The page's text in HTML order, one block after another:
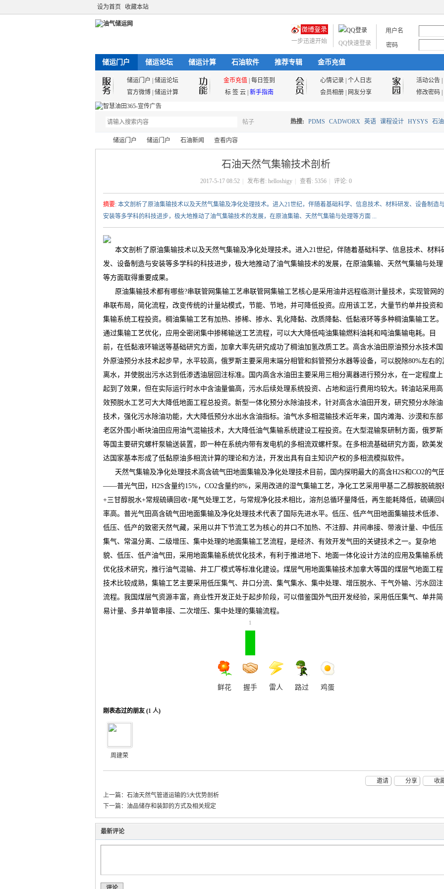
设为首页 收藏本站
用户名
密码
QQ快速登录
一步迅速开始
储运门户 储运论坛 储运计算 石油软件 推荐专辑 金币充值
储运门户 储运论坛 金币充值 每日签到 心情记录 个人日志 活动公告|
官方微博 储运计算 标 签 云 新手指南 会员相册 网友分享 修改密码|
帖子
索
热搜: PDMS CADWORX 英语 课程设计 HYSYS 石
储运门户 储运门户 石油新闻
›
查看内容
石油天然气集输技术剖析
2017-5-17 08:52 发布者: helloshigy 查看: 5356 评论: 0
摘要: 本文剖析了原油集输技术以及天然气集输及净化处理技术。进入21世纪，伴随着基础科学、信息技术、材料研发、设备制造
安装等多学科的科技进步，极大地推动了油气集输技术的发展，在原油集输、天然气集输与处理等方面 ...
本文剖析了原油集输技术以及天然气集输及净化处理技术。 进入21世纪，伴随着基础科学、信息技术、材料
发、设备制造与安装等多学科的科技进步，极大地推动了油气集输技术的发展，在原油集输、天然气集输与处理
等方面取得重要成果。
原油集输技术都有哪些?串联管网集输工艺串联管网集输工艺核心是采用油井远程临测计量技术，实现管网的
串联布局，简化流程，改变传统的计量站模式，节能、节地，并可降低投资。应用该工艺，大量节约单井投资和
集输系统工程投资。稠油集输工艺有加热、掺稀、掺水、乳化降黏、改质降黏、低黏液环等多种稠油集输工艺。
通过集输工艺优化，应用全密闭集中掺稀输送工艺流程，可以大大降低吨油集输燃料油耗和吨油集输电耗。目
前，在低黏液环输送等基础研究方面，加拿大率先研究成功了稠油加氢改质工艺。高含水油田原油预分水技术国
外原油预分水技术起步早，水平较高，俄罗斯主要采用末端分相管和斜管预分水器等设备，可以脱除80%左右的
离水，并使脱出污水达到低渗透油层回注标准。国内高含水油田主要采用三相分离器进行预分水，在一定程度上
起到了效果，但在实际运行时水中含油量偏高，污水后续处理系统投资、占地和运行费用均较大。转油站采用高
效预脱水工艺可大大降低地面工程总投资。新型一体化预分水除油技术，针对高含水油田开发，研究预分水除油
技术，强化污水除油功能，大大降低预分水出水含油指标。油气水多相混输技术近年来，国内滩海、沙漠和东部
老区外围小断块油田应用油气混输技术，大大降低油气集输系统建设工程投资。在大型混输泵研制方面，俄罗斯
等国主要研究螺杆泵输送装置，即一种在系统内带有发电机的多相流双螺杆泵。在多相流基础研究方面，欧美发
达国家基本形成了低黏原油多相流计算的理论和方法，开发出具有自主知识产权的多相流模拟软件。
天然气集输及净化处理技术高含硫气田地面集输及净化处理技术目前，国内探明最大的高含H2S和CO2的气
——普光气田， H2S含量约15%， CO2含量约8%，采用改进的湿气集输工艺，净化工艺采用甲基二乙醇胺脱硫脱
+三甘醇脱水+常规硫磺回收+尾气处理工艺，与常规净化技术相比，溶剂总循环量降低，再生能耗降低，硫磺回
率高。普光气田高含硫气田地面集输及净化处理技术代表了国际先进水平。低压、低产气田地面集输技术低渗、
低压、低产的致密天然气藏，采用以井下节流工艺为核心的井口不加热、不注醇、井间串接、带液计量、中低压
集气、常温分离、二级增压、集中处理的地面集输工艺流程，是经济、有效开发气田的关键技术之一。复杂地
貌、低压、低产油气田，采用地面集输系统优化技术，有利于推进地下、地面一体化设计方法的应用及集输系统
优化技术研究，推行油气混输、井工厂模式等标准化建设。煤层气用地面集输技术加拿大等国的煤层气地面工程
技术比较成熟，集输工艺主要采用低压集气、井口分流、集气集水、集中处理、增压脱水、干气外输、污水回注
流程。我国煤层气资源丰富，商业性开发正处于起步阶段，可以借鉴国外气田开发经验，采用低压集气、单井简
易计量、多井单管串接、二次增压、集中处理的集输流程。
鲜花
1
握手 雷人 路过 鸡蛋
刚表态过的朋友 (1 人)
周建荣
收
分享
邀请
上一篇： 石油天然气管道运输的5大优势剖析
下一篇： 油品储存和装卸的方式及相关规定
最新评论